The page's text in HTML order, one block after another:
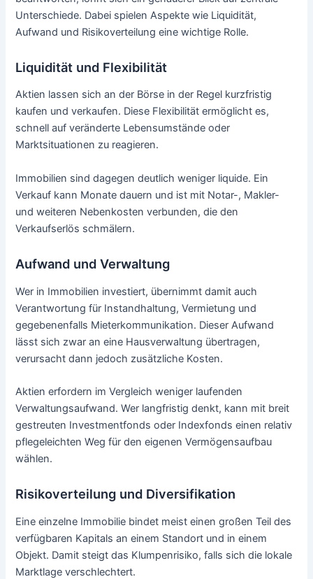
Unterschiede. Dabei spielen Aspekte wie Liquidität,
Aufwand und Risikoverteilung eine wichtige Rolle.
Liquidität und Flexibilität
Aktien lassen sich an der Börse in der Regel kurzfristig
kaufen und verkaufen. Diese Flexibilität ermöglicht es,
schnell auf veränderte Lebensumstände oder
Marktsituationen zu reagieren.
Immobilien sind dagegen deutlich weniger liquide. Ein
Verkauf kann Monate dauern und ist mit Notar-, Makler-
und weiteren Nebenkosten verbunden, die den
Verkaufserlös schmälern.
Aufwand und Verwaltung
Wer in Immobilien investiert, übernimmt damit auch
Verantwortung für Instandhaltung, Vermietung und
gegebenenfalls Mieterkommunikation. Dieser Aufwand
lässt sich zwar an eine Hausverwaltung übertragen,
verursacht dann jedoch zusätzliche Kosten.
Aktien erfordern im Vergleich weniger laufenden
Verwaltungsaufwand. Wer langfristig denkt, kann mit breit
gestreuten Investmentfonds oder Indexfonds einen relativ
pflegeleichten Weg für den eigenen Vermögensaufbau
wählen.
Risikoverteilung und Diversifikation
Eine einzelne Immobilie bindet meist einen großen Teil des
verfügbaren Kapitals an einem Standort und in einem
Objekt. Damit steigt das Klumpenrisiko, falls sich die lokale
Marktlage verschlechtert.